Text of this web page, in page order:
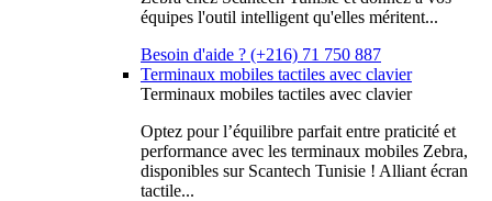
équipes l'outil intelligent qu'elles méritent...
Besoin d'aide ? (+216) 71 750 887
Terminaux mobiles tactiles avec clavier
Terminaux mobiles tactiles avec clavier
Optez pour l’équilibre parfait entre praticité et
performance avec les terminaux mobiles Zebra,
disponibles sur Scantech Tunisie ! Alliant écran
tactile...